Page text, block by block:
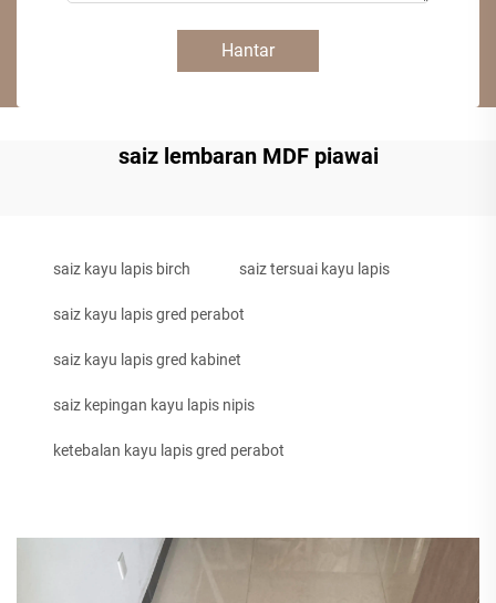
Hantar
saiz lembaran MDF piawai
saiz kayu lapis birch saiz tersuai kayu lapis
saiz kayu lapis gred perabot
saiz kayu lapis gred kabinet
saiz kepingan kayu lapis nipis
ketebalan kayu lapis gred perabot